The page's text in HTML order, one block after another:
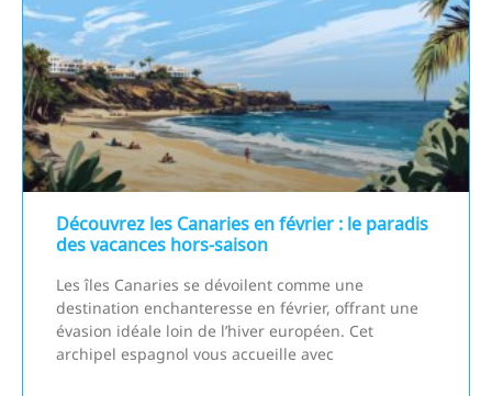
Découvrez les Canaries en février : le paradis
des vacances hors-saison
Les îles Canaries se dévoilent comme une
destination enchanteresse en février, offrant une
évasion idéale loin de l’hiver européen. Cet
archipel espagnol vous accueille avec